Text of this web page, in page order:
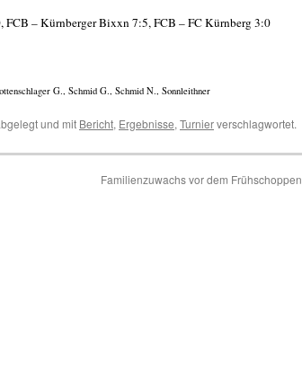
– Kürnberger Bixxn 7:5, FCB – FC Kürnberg 3:0
G., Schmid G., Schmid N., Sonnleithner
und mit Bericht, Ergebnisse, Turnierverschlagwortet.
Familienzuwachs vor dem Frühschoppen